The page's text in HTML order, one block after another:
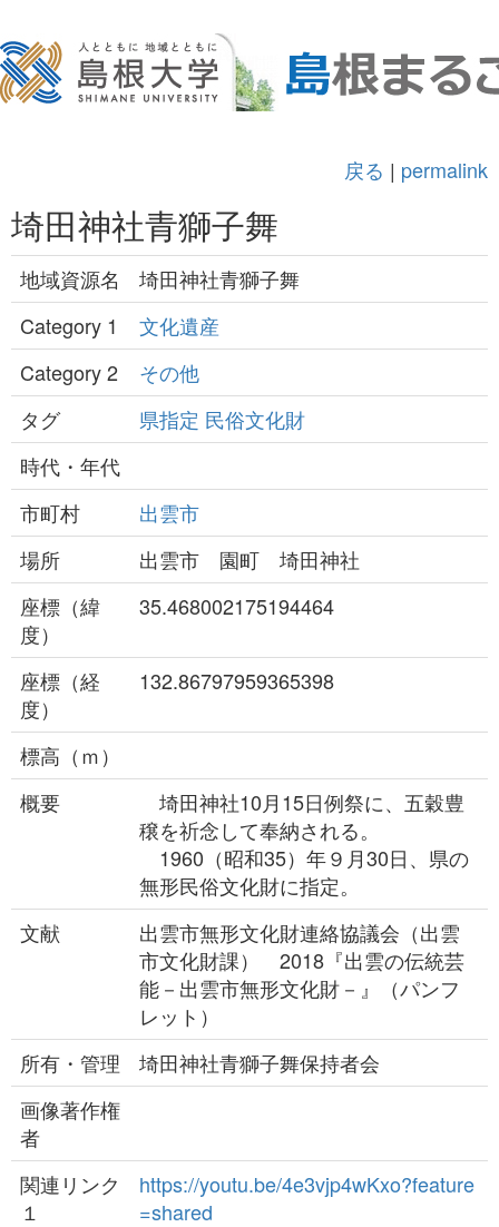
戻る | permalink
埼田神社青獅子舞
地域資源名
埼田神社青獅子舞
Category 1
文化遺産
Category 2
その他
タグ
県指定 民俗文化財
時代・年代
市町村
出雲市
場所
出雲市 園町 埼田神社
座標（緯
度）
35.468002175194464
座標（経
度）
132.86797959365398
標高（ｍ）
概要
埼田神社10月15日例祭に、五穀豊
穣を祈念して奉納される。
1960（昭和35）年９月30日、県の
無形民俗文化財に指定。
文献
出雲市無形文化財連絡協議会（出雲
市文化財課） 2018『出雲の伝統芸
能－出雲市無形文化財－』（パンフ
レット）
所有・管理
埼田神社青獅子舞保持者会
画像著作権
者
関連リンク
１
https://youtu.be/4e3vjp4wKxo?feature
=shared